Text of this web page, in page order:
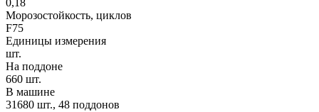
0,18
Морозостойкость, циклов
F75
Единицы измерения
шт.
На поддоне
660 шт.
В машине
31680 шт., 48 поддонов